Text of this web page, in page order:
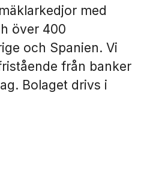
med
över 400
och Spanien. Vi
från banker
Bolaget drivs i